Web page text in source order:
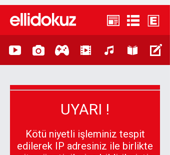
UYARI !
Kötü niyetli işleminiz tespit
edilerek IP adresiniz ile birlikte